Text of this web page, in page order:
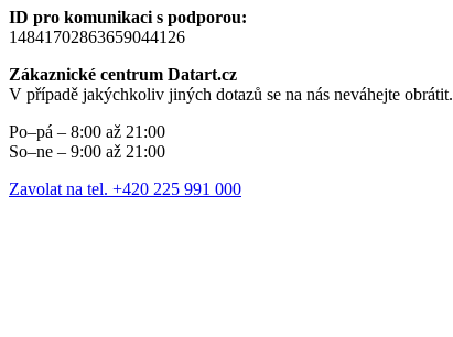
ID pro komunikaci s podporou:
14841702863659044126
Zákaznické centrum Datart.cz
V případě jakýchkoliv jiných dotazů se na nás neváhejte obrátit.
Po–pá – 8:00 až 21:00
So–ne – 9:00 až 21:00
Zavolat na tel. +420 225 991 000